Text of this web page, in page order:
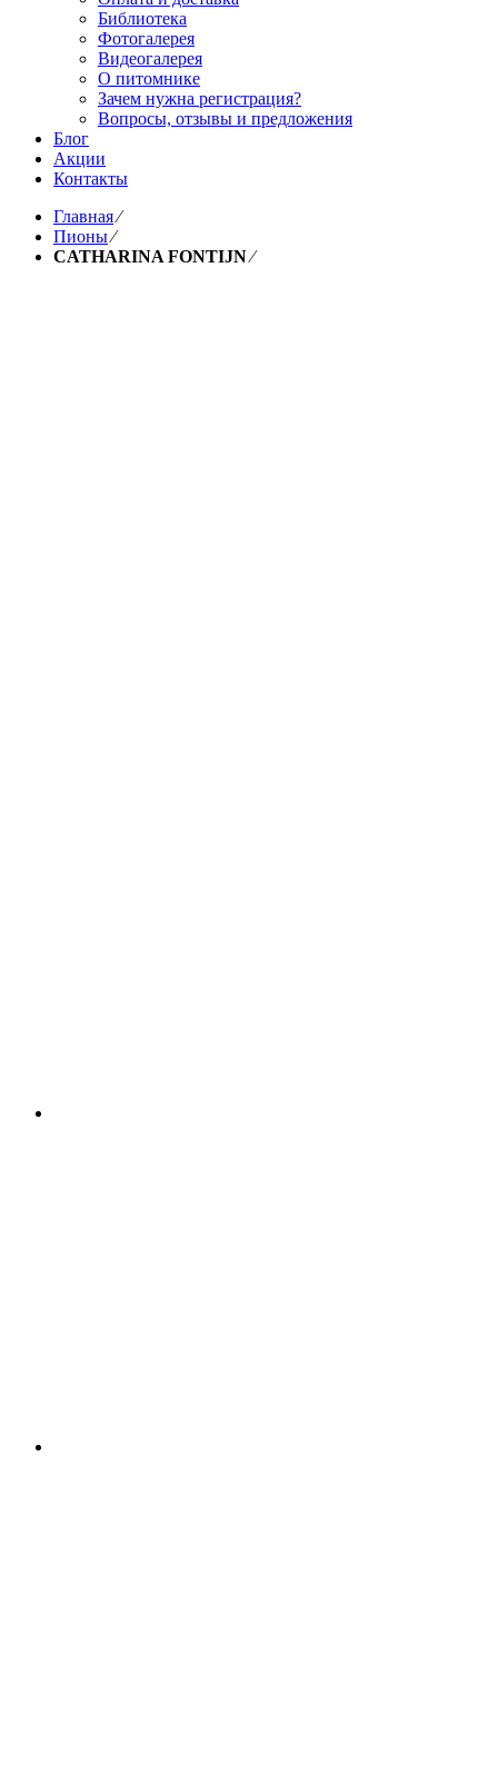
Библиотека
Фотогалерея
Видеогалерея
О питомнике
Зачем нужна регистрация?
Вопросы, отзывы и предложения
Блог
Акции
Контакты
Главная⁄
Пионы⁄
CATHARINA FONTIJN⁄